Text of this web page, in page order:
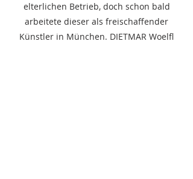
elterlichen Betrieb, doch schon bald
arbeitete dieser als freischaffender
Künstler in München. DIETMAR Woelfl